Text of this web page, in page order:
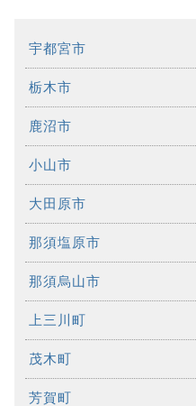
宇都宮市
栃木市
鹿沼市
小山市
大田原市
那須塩原市
那須烏山市
上三川町
茂木町
芳賀町